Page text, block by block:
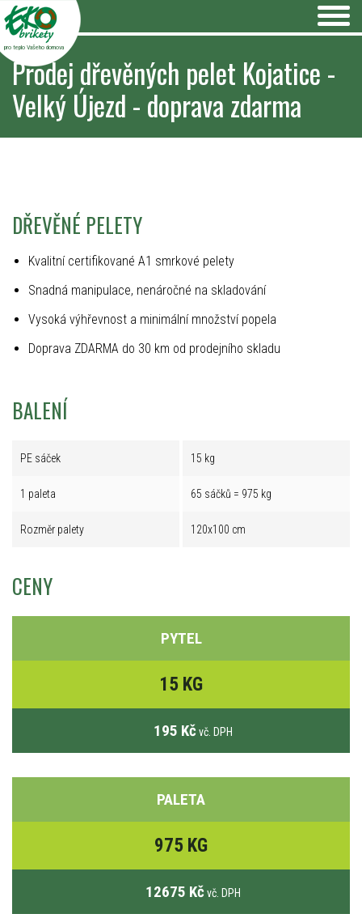
pro teplo Vašeho domova
Prodej dřevěných pelet Kojatice -
Velký Újezd - doprava zdarma
DŘEVĚNÉ PELETY
Kvalitní certifikované A1 smrkové pelety
Snadná manipulace, nenáročné na skladování
Vysoká výhřevnost a minimální množství popela
Doprava ZDARMA do 30 km od prodejního skladu
BALENÍ
PE sáček 15 kg
1 paleta 65 sáčků = 975 kg
Rozměr palety 120x100 cm
CENY
PYTEL
15 KG
195 Kč vč. DPH
PALETA
975 KG
12675 Kč vč. DPH